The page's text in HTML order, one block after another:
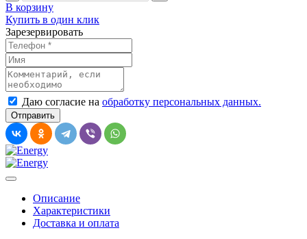
В корзину
Купить в один клик
Зарезервировать
Даю согласие на обработку персональных данных.
Описание
Характеристики
Доставка и оплата